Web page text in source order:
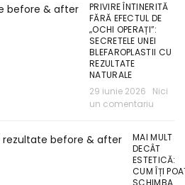
PRIVIRE ÎNTINERITĂ
FĂRĂ EFECTUL DE
„OCHI OPERAȚI”:
SECRETELE UNEI
BLEFAROPLASTII CU
REZULTATE
NATURALE
29 iunie 2026
Nici
un comentariu
MAI MULT
DECÂT
ESTETICĂ:
CUM ÎȚI